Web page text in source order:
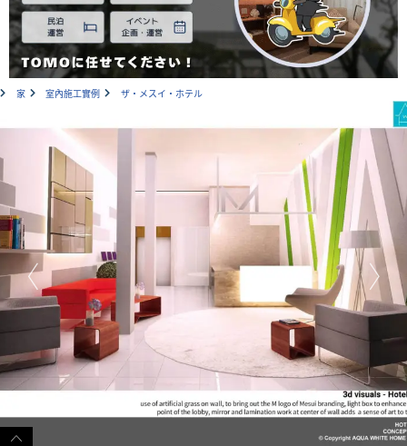
家 室內施工實例 ザ・メスイ・ホテル